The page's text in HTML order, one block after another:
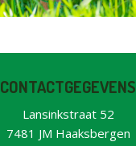
CONTACTGEGEVENS
Lansinkstraat 52
7481 JM Haaksbergen